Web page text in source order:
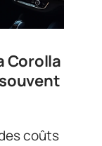
Corolla
coûts